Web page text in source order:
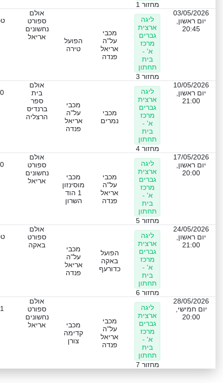
מחזור 1
03/05/2026
יום ראשון,
20:45
ליגה
ארצית
גברים
מרכז
א' -
בית
תחתון
מחזור 3
מכבי
על"ה
אריאל
פנדה
הפועל
טירה
אולם
ספורט
נחשונים
אריאל
10/05/2026
יום ראשון,
21:00
ליגה
ארצית
גברים
מרכז
א' -
בית
תחתון
מחזור 4
מכבי
נמרים
מכבי
על"ה
אריאל
פנדה
אולם
בית
ספר
ברנדיס
הרצליה
17/05/2026
יום ראשון,
20:00
ליגה
ארצית
גברים
מרכז
א' -
בית
תחתון
מחזור 5
מכבי
על"ה
אריאל
פנדה
מכבי
מוסינזון
1 הוד
השרון
אולם
ספורט
נחשונים
אריאל
24/05/2026
יום ראשון,
21:00
ליגה
ארצית
גברים
מרכז
א' -
בית
תחתון
מחזור 6
הפועל
באקה
כדורעף
מכבי
על"ה
אריאל
פנדה
אולם
ספורט
באקה
28/05/2026
יום חמישי,
20:00
ליגה
ארצית
גברים
מרכז
א' -
בית
תחתון
מחזור 7
מכבי
על"ה
אריאל
פנדה
מכבי
קדימה
צורן
אולם
ספורט
נחשונים
אריאל